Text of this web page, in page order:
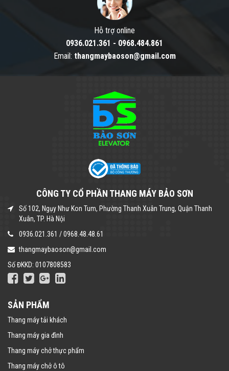
Hỗ trợ online
0936.021.361 - 0968.484.861
Email: thangmaybaoson@gmail.com
CÔNG TY CỔ PHẦN THANG MÁY BẢO SƠN
Số 102, Ngụy Như Kon Tum, Phường Thanh Xuân Trung, Quận Thanh
Xuân, TP. Hà Nội
0936.021.361 /0968.48.48.61
thangmaybaoson@gmail.com
Số ĐKKD: 0107808583
SẢN PHẨM
Thang máy tải khách
Thang máy gia đình
Thang máy chở thực phẩm
Thang máy chở ô tô